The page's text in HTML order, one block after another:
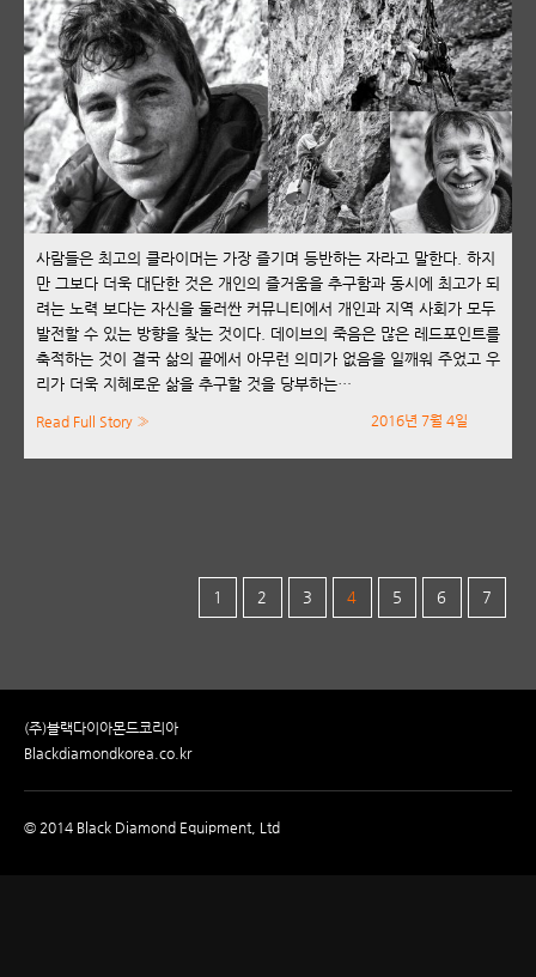
사람들은 최고의 클라이머는 가장 즐기며 등반하는 자라고 말한다. 하지
만 그보다 더욱 대단한 것은 개인의 즐거움을 추구함과 동시에 최고가 되
려는 노력 보다는 자신을 둘러싼 커뮤니티에서 개인과 지역 사회가 모두
발전할 수 있는 방향을 찾는 것이다. 데이브의 죽음은 많은 레드포인트를
축적하는 것이 결국 삶의 끝에서 아무런 의미가 없음을 일깨워 주었고 우
리가 더욱 지혜로운 삶을 추구할 것을 당부하는…
2016년 7월 4일
Read Full Story »
1 2 3 4 5 6 7
(주)블랙다이아몬드코리아
Blackdiamondkorea.co.kr
© 2014 Black Diamond Equipment, Ltd